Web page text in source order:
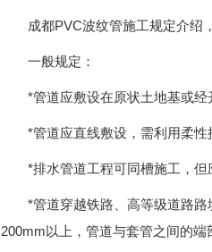
成都PVC波纹管施工规定介绍
一般规定：
*管道应敷设在原状土地基或经
*管道应直线敷设，需利用柔性
*排水管道工程可同槽施工，但
*管道穿越铁路、高等级道路
200mm以上，管道与套管之间的端